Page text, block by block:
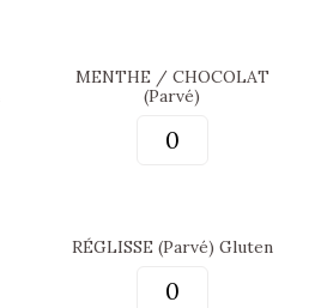
MENTHE / CHOCOLAT
(Parvé)
RÉGLISSE (Parvé) Gluten